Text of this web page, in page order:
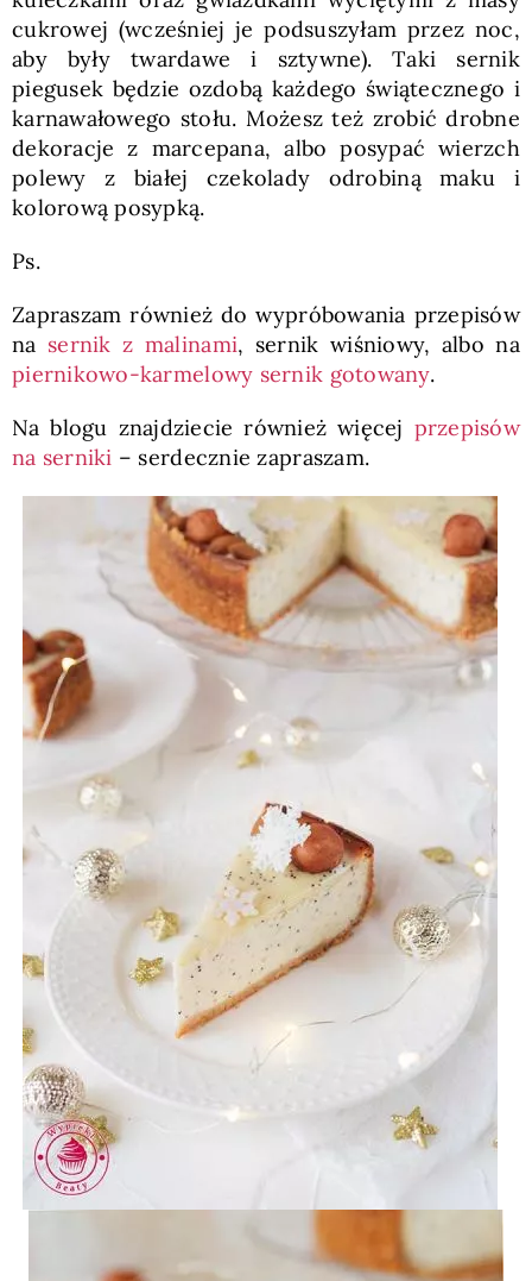
cukrowej (wcześniej je podsuszyłam przez noc,
aby były twardawe i sztywne). Taki sernik
piegusek będzie ozdobą każdego świątecznego i
karnawałowego stołu. Możesz też zrobić drobne
dekoracje z marcepana, albo posypać wierzch
polewy z białej czekolady odrobiną maku i
kolorową posypką.
Ps.
Zapraszam również do wypróbowania przepisów
na sernik z malinami, sernik wiśniowy, albo na
piernikowo-karmelowy sernik gotowany.
Na blogu znajdziecie również więcej przepisów
na serniki – serdecznie zapraszam.